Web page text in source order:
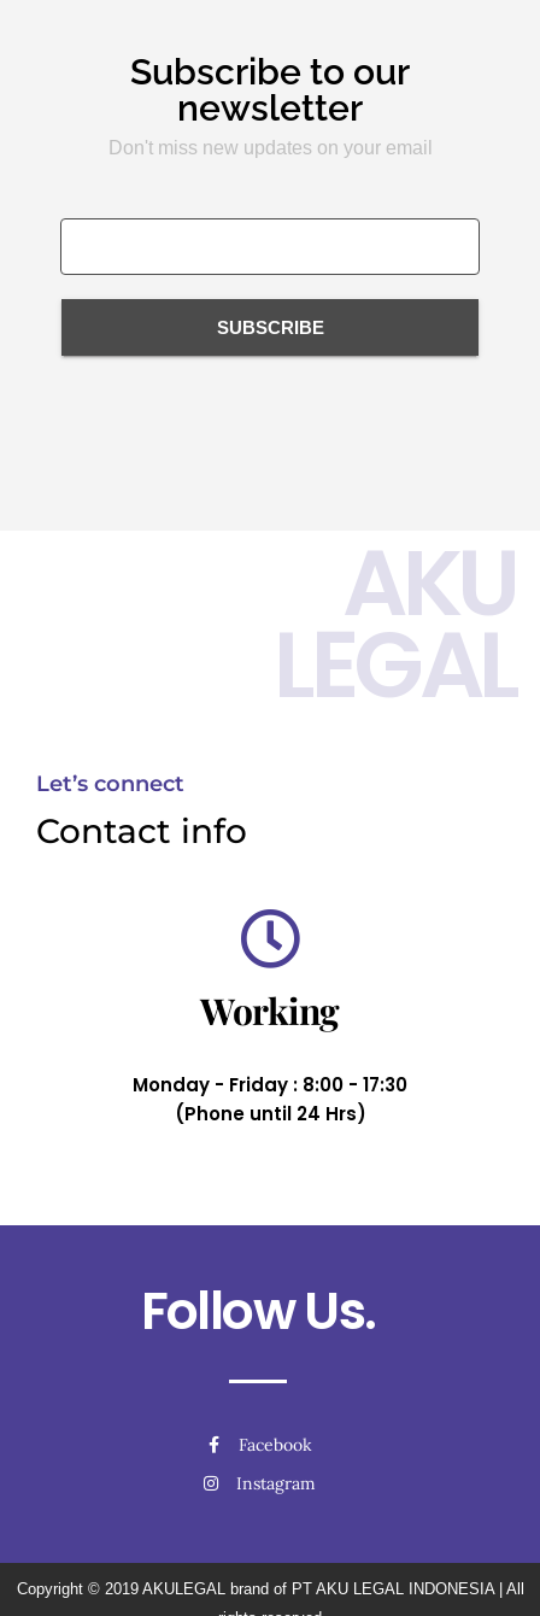
Subscribe to our
newsletter
Don't miss new updates on your email
SUBSCRIBE
AKU
LEGAL
Let’s connect
Contact info
Working
Monday - Friday : 8:00 - 17:30
(Phone until 24 Hrs)
Follow Us.
Facebook
Instagram
Copyright © 2019 AKULEGAL brand of PT AKU LEGAL INDONESIA| All